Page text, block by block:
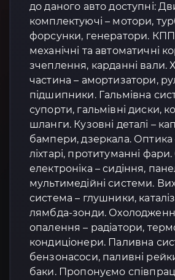
до даного авто доступні:
комплектуючі – мотори,
форсунки, генератори. КПП
механічні та автоматичні
зчеплення, карданні вали.
частина – амортизатори,
підшипники. Гальмівна
супорти, гальмівні диски,
шланги. Кузовні деталі –
бампери, дзеркала. Оптика
ліхтарі, протитуманні
електроніка – сидіння,
мультимедійні системи.
система – глушники,
лямбда-зонди.
опалення – радіатори,
кондиціонери. Паливна
бензонасоси, паливні
баки. Пропонуємо